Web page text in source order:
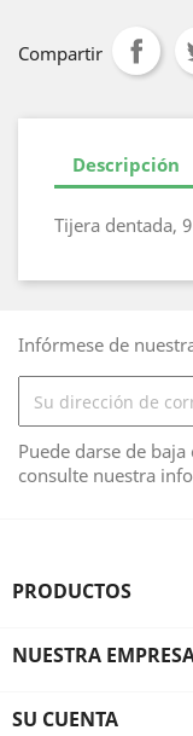
Compartir
Descripción
Tijera dentada,
Infórmese de
Puede darse de
consulte nuestra
PRODUCTOS
NUESTRA
SU CUENTA